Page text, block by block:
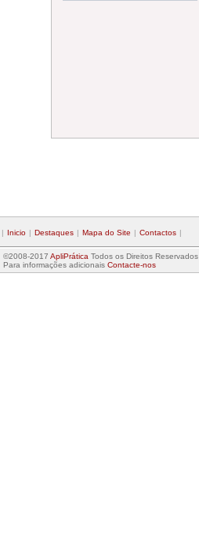
| Inicio | Destaques | Mapa do Site | Contactos |
©2008-2017 ApliPrática Todos os Direitos Reservados
Para informações adicionais Contacte-nos